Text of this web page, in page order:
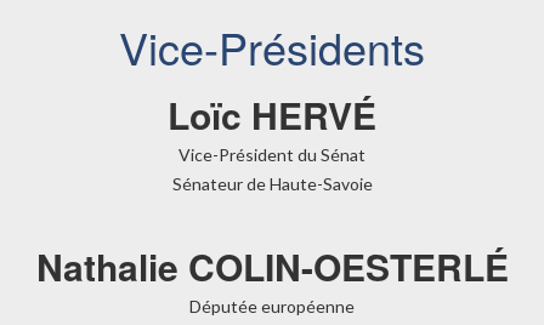
Vice-Présidents
Loïc HERVÉ
Vice-Président du Sénat
Sénateur de Haute-Savoie
Nathalie COLIN-OESTERLÉ
Députée européenne